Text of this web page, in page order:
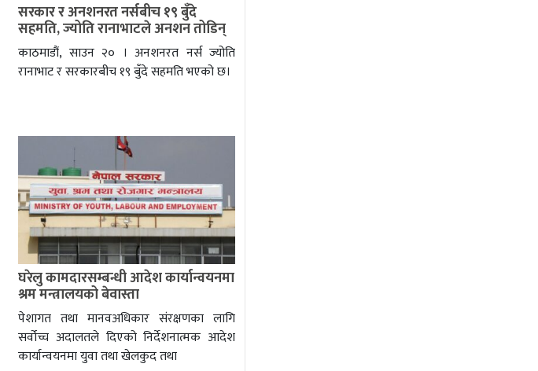
सरकार र अनशनरत नर्सबीच १९ बुँदे
सहमति, ज्योति रानाभाटले अनशन तोडिन्
काठमाडौं, साउन २० । अनशनरत नर्स ज्योति
रानाभाट र सरकारबीच १९ बुँदे सहमति भएको छ।
घरेलु कामदारसम्बन्धी आदेश कार्यान्वयनमा
श्रम मन्त्रालयको बेवास्ता
पेशागत तथा मानवअधिकार संरक्षणका लागि
सर्वोच्च अदालतले दिएको निर्देशनात्मक आदेश
कार्यान्वयनमा युवा तथा खेलकुद तथा